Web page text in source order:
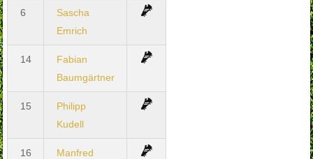
6
Sascha
Emrich
14
Fabian
Baumgärtner
15
Philipp
Kudell
16
Manfred